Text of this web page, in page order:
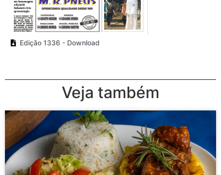
Edição 1336 - Download
Veja também